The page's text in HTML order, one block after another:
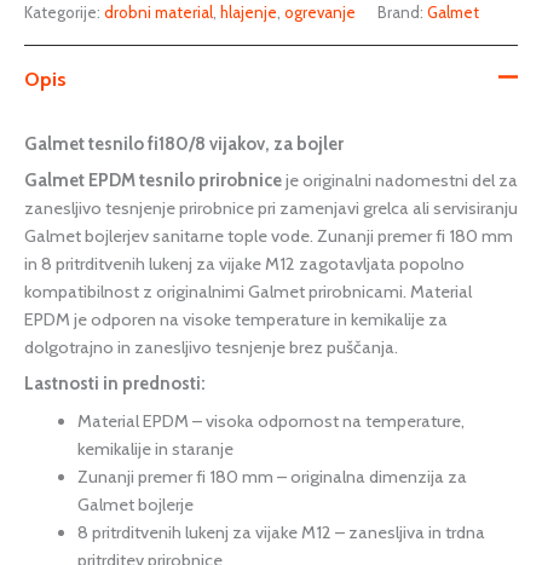
Kategorije: drobni material hlajenje ogrevanje Brand: Galmet
Opis
Galmet tesnilo fi180/8 vijakov, za bojler
Galmet EPDM tesnilo prirobniceje originalni nadomestni del za
zanesljivo tesnjenje prirobnice pri zamenjavi grelca ali servisiranju
Galmet bojlerjev sanitarne tople vode. Zunanji premer fi 180 mm
in 8 pritrditvenih lukenj za vijake M12 zagotavljata popolno
kompatibilnost z originalnimi Galmet prirobnicami. Material
EPDM je odporen na visoke temperature in kemikalije za
dolgotrajno in zanesljivo tesnjenje brez puščanja.
Lastnosti in prednosti:
Material EPDM – visoka odpornost na temperature,
kemikalije in staranje
Zunanji premer fi 180 mm – originalna dimenzija za
Galmet bojlerje
8 pritrditvenih lukenj za vijake M12 – zanesljiva in trdna
pritrditev prirobnice